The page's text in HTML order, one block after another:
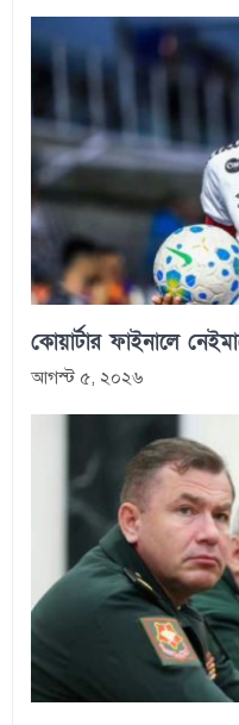
কোয়ার্টার ফাইনালে
আগস্ট ৫, ২০২৬